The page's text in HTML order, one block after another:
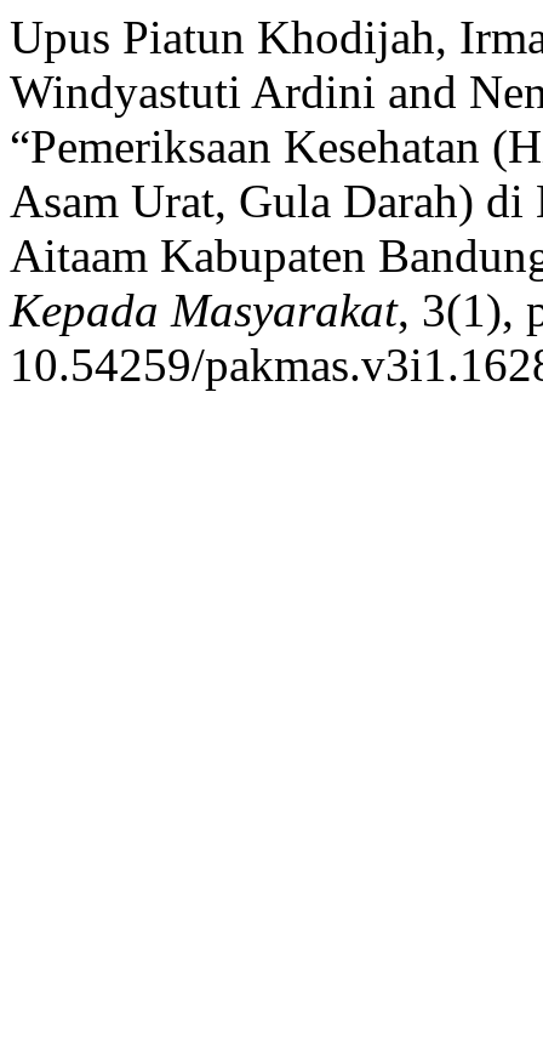
Upus Piatun Khodijah,
Windyastuti Ardini and
“Pemeriksaan Kesehatan
Asam Urat, Gula Darah)
Aitaam Kabupaten
Kepada Masyarakat, 3(1),
10.54259/